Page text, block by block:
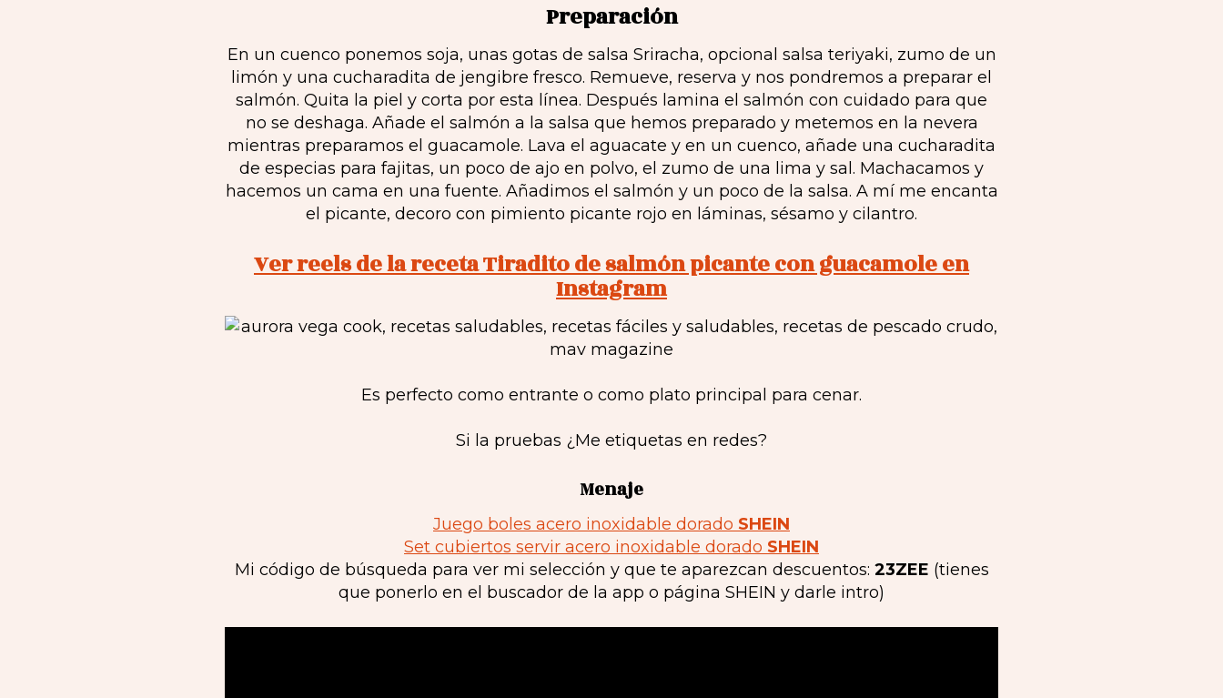
Preparación
En un cuenco ponemos soja, unas gotas de salsa Sriracha, opcional salsa teriyaki, zumo de un
limón y una cucharadita de jengibre fresco. Remueve, reserva y nos pondremos a preparar el
salmón. Quita la piel y corta por esta línea. Después lamina el salmón con cuidado para que
no se deshaga. Añade el salmón a la salsa que hemos preparado y metemos en la nevera
mientras preparamos el guacamole. Lava el aguacate y en un cuenco, añade una cucharadita
de especias para fajitas, un poco de ajo en polvo, el zumo de una lima y sal. Machacamos y
hacemos un cama en una fuente. Añadimos el salmón y un poco de la salsa. A mí me encanta
el picante, decoro con pimiento picante rojo en láminas, sésamo y cilantro.
Ver reels de la receta Tiradito de salmón picante con guacamole en
Instagram
Es perfecto como entrante o como plato principal para cenar.
Si la pruebas ¿Me etiquetas en redes?
Menaje
Juego boles acero inoxidable dorado SHEIN
Set cubiertos servir acero inoxidable dorado SHEIN
Mi código de búsqueda para ver mi selección y que te aparezcan descuentos: 23ZEE (tienes
que ponerlo en el buscador de la app o página SHEIN y darle intro)